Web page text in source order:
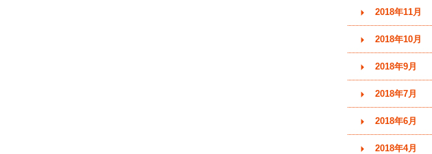
2018年11月
2018年10月
2018年9月
2018年7月
2018年6月
2018年4月